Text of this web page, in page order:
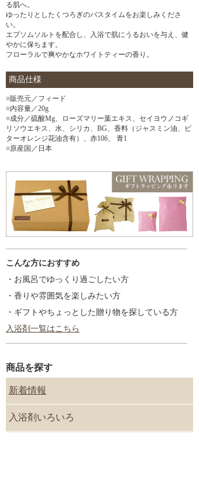
る肌へ。
ゆったりとしたくつろぎのバスタイムをお楽しみくださ
い。
エプソムソルトを配合し、入浴で肌にうるおいを与え、健
やかに保ちます。
フローラルで爽やかなホワイトティーの香り。
商品仕様
■販売元／フィード
■内容量／20g
■成分／硫酸Mg、ローズマリー葉エキス、セイヨウノコギ
リソウエキス、水、シリカ、BG、香料（ジャスミン油、ビ
ターオレンジ花油含有）、赤106、 青1
■原産国／日本
こんな方におすすめ
・お風呂でゆっくり過ごしたい方
・香りや雰囲気を楽しみたい方
・ギフトやちょっとした贈り物を探している方
入浴剤一覧はこちら
商品を探す
新着情報
入浴剤いろいろ